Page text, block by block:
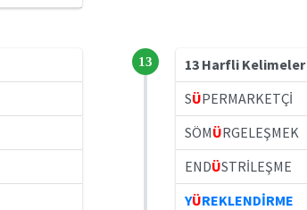
13
13 Harfli Kelimeler
SÜPERMARKETÇİ
SÖMÜRGELEŞMEK
ENDÜSTRİLEŞME
YÜREKLENDİRME